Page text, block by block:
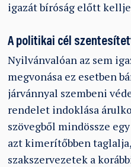
igazát bíróság előtt
A politikai cél
Nyilvánvalóan az sem
megvonása ez esetben
járvánnyal szembeni
rendelet indoklása
szövegből mindössze
azt kimerítőbben
szakszervezetek a